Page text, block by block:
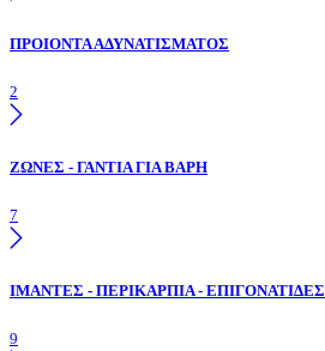
ΠΡΟΙΟΝΤΑ ΑΔΥΝΑΤΙΣΜΑΤΟΣ
2
ΖΩΝΕΣ - ΓΑΝΤΙΑ ΓΙΑ ΒΑΡΗ
7
ΙΜΑΝΤΕΣ - ΠΕΡΙΚΑΡΠΙΑ - ΕΠΙΓΟΝΑΤΙΔΕΣ
9